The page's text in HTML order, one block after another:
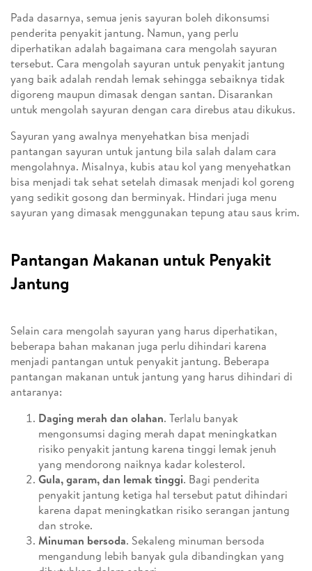
Pada dasarnya, semua jenis sayuran boleh dikonsumsi
penderita penyakit jantung. Namun, yang perlu
diperhatikan adalah bagaimana cara mengolah sayuran
tersebut. Cara mengolah sayuran untuk penyakit jantung
yang baik adalah rendah lemak sehingga sebaiknya tidak
digoreng maupun dimasak dengan santan. Disarankan
untuk mengolah sayuran dengan cara direbus atau dikukus.
Sayuran yang awalnya menyehatkan bisa menjadi
pantangan sayuran untuk jantung bila salah dalam cara
mengolahnya. Misalnya, kubis atau kol yang menyehatkan
bisa menjadi tak sehat setelah dimasak menjadi kol goreng
yang sedikit gosong dan berminyak. Hindari juga menu
sayuran yang dimasak menggunakan tepung atau saus krim.
Pantangan Makanan untuk Penyakit
Jantung
Selain cara mengolah sayuran yang harus diperhatikan,
beberapa bahan makanan juga perlu dihindari karena
menjadi pantangan untuk penyakit jantung. Beberapa
pantangan makanan untuk jantung yang harus dihindari di
antaranya:
Daging merah dan olahan. Terlalu banyak
mengonsumsi daging merah dapat meningkatkan
risiko penyakit jantung karena tinggi lemak jenuh
yang mendorong naiknya kadar kolesterol.
Gula, garam, dan lemak tinggi. Bagi penderita
penyakit jantung ketiga hal tersebut patut dihindari
karena dapat meningkatkan risiko serangan jantung
dan stroke.
Minuman bersoda. Sekaleng minuman bersoda
mengandung lebih banyak gula dibandingkan yang